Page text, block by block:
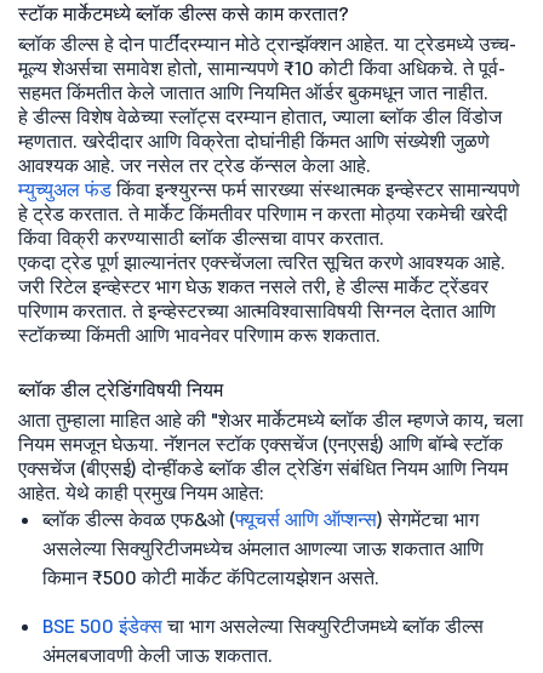
स्टॉक मार्केटमध्ये ब्लॉक डील्स कसे काम करतात?
ब्लॉक डील्स हे दोन पार्टींदरम्यान मोठे ट्रान्झॅक्शन आहेत. या ट्रेडमध्ये उच्च-
मूल्य शेअर्सचा समावेश होतो, सामान्यपणे ₹10 कोटी किंवा अधिकचे. ते पूर्व-
सहमत किंमतीत केले जातात आणि नियमित ऑर्डर बुकमधून जात नाहीत.
हे डील्स विशेष वेळेच्या स्लॉट्स दरम्यान होतात, ज्याला ब्लॉक डील विंडोज
म्हणतात. खरेदीदार आणि विक्रेता दोघांनीही किंमत आणि संख्येशी जुळणे
आवश्यक आहे. जर नसेल तर ट्रेड कॅन्सल केला आहे.
म्युच्युअल फंडकिंवा इन्श्युरन्स फर्म सारख्या संस्थात्मक इन्व्हेस्टर सामान्यपणे
हे ट्रेड करतात. ते मार्केट किंमतीवर परिणाम न करता मोठ्या रकमेची खरेदी
किंवा विक्री करण्यासाठी ब्लॉक डील्सचा वापर करतात.
एकदा ट्रेड पूर्ण झाल्यानंतर एक्स्चेंजला त्वरित सूचित करणे आवश्यक आहे.
जरी रिटेल इन्व्हेस्टर भाग घेऊ शकत नसले तरी, हे डील्स मार्केट ट्रेंडवर
परिणाम करतात. ते इन्व्हेस्टरच्या आत्मविश्वासाविषयी सिग्नल देतात आणि
स्टॉकच्या किंमती आणि भावनेवर परिणाम करू शकतात.
ब्लॉक डील ट्रेडिंगविषयी नियम
आता तुम्हाला माहित आहे की "शेअर मार्केटमध्ये ब्लॉक डील म्हणजे काय, चला
नियम समजून घेऊया. नॅशनल स्टॉक एक्सचेंज (एनएसई) आणि बॉम्बे स्टॉक
एक्सचेंज (बीएसई) दोन्हींकडे ब्लॉक डील ट्रेडिंग संबंधित नियम आणि नियम
आहेत. येथे काही प्रमुख नियम आहेत:
ब्लॉक डील्स केवळ एफ&ओ (फ्यूचर्स आणि ऑप्शन्स) सेगमेंटचा भाग
असलेल्या सिक्युरिटीजमध्येच अंमलात आणल्या जाऊ शकतात आणि
किमान ₹500 कोटी मार्केट कॅपिटलायझेशन असते.
BSE 500 इंडेक्सचा भाग असलेल्या सिक्युरिटीजमध्ये ब्लॉक डील्स
अंमलबजावणी केली जाऊ शकतात.